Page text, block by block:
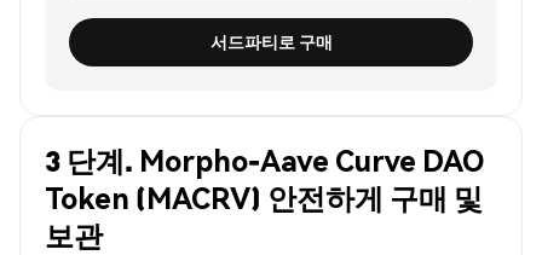
서드파티로 구매
3 단계. Morpho-Aave Curve DAO
Token (MACRV) 안전하게 구매 및
보관